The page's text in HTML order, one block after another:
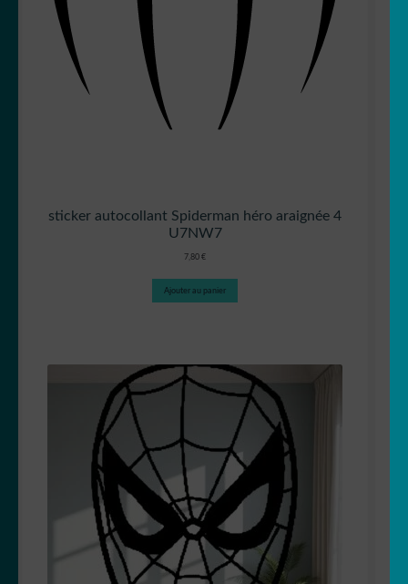
sticker autocollant Spiderman héro araignée 4
U7NW7
7,80 €
Ajouter au panier